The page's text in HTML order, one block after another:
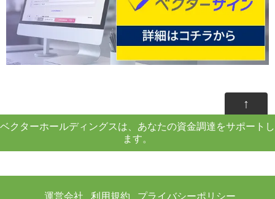
↑
ベクターホールディングスは、あなたの資金調達をサポートし
ます。
運営会社 利用規約 プライバシーポリシー